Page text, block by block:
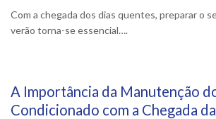
Com a chegada dos dias quentes, preparar o
verão torna-se essencial….
18 Março, 2025
A Importância da Manutenção
Condicionado com a Chegada